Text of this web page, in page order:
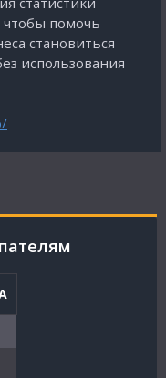
чтобы помочь
становиться
использования